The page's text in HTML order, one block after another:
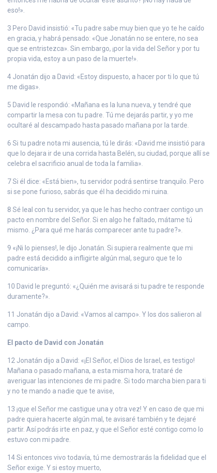
eso!».
3 Pero David insistió: «Tu padre sabe muy bien que yo te he caído
en gracia, y habrá pensado: «Que Jonatán no se entere, no sea
que se entristezca». Sin embargo, ¡por la vida del Señor y por tu
propia vida, estoy a un paso de la muerte!».
4 Jonatán dijo a David: «Estoy dispuesto, a hacer por ti lo que tú
me digas».
5 David le respondió: «Mañana es la luna nueva, y tendré que
compartir la mesa con tu padre. Tú me dejarás partir, y yo me
ocultaré al descampado hasta pasado mañana por la tarde.
6 Si tu padre nota mi ausencia, tú le dirás: «David me insistió para
que lo dejara ir de una corrida hasta Belén, su ciudad, porque allí se
celebra el sacrificio anual de toda la familia».
7 Si él dice: «Está bien», tu servidor podrá sentirse tranquilo. Pero
si se pone furioso, sabrás que él ha decidido mi ruina.
8 Sé leal con tu servidor, ya que le has hecho contraer contigo un
pacto en nombre del Señor. Si en algo he faltado, mátame tú
mismo. ¿Para qué me harás comparecer ante tu padre?».
9 «¡Ni lo pienses!, le dijo Jonatán. Si supiera realmente que mi
padre está decidido a infligirte algún mal, seguro que te lo
comunicaría».
10 David le preguntó: «¿Quién me avisará si tu padre te responde
duramente?».
11 Jonatán dijo a David: «Vamos al campo». Y los dos salieron al
campo.
El pacto de David con Jonatán
12 Jonatán dijo a David: «¡El Señor, el Dios de Israel, es testigo!
Mañana o pasado mañana, a esta misma hora, trataré de
averiguar las intenciones de mi padre. Si todo marcha bien para ti
y no te mando a nadie que te avise,
13 ¡que el Señor me castigue una y otra vez! Y en caso de que mi
padre quiera hacerte algún mal, te avisaré también y te dejaré
partir. Así podrás irte en paz, y que el Señor esté contigo como lo
estuvo con mi padre.
14 Si entonces vivo todavía, tú me demostrarás la fidelidad que el
Señor exige. Y si estoy muerto,